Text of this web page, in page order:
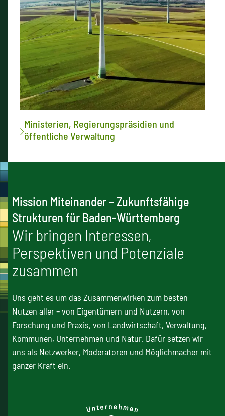
Ministerien, Regierungspräsidien und
öffentliche Verwaltung
Mission Miteinander – Zukunftsfähige
Strukturen für Baden-Württemberg
Wir bringen Interessen,
Perspektiven und Potenziale
zusammen
Uns geht es um das Zusammenwirken zum besten
Nutzen aller – von Eigentümern und Nutzern, von
Forschung und Praxis, von Landwirtschaft, Verwaltung,
Kommunen, Unternehmen und Natur. Dafür setzen wir
uns als Netzwerker, Moderatoren und Möglichmacher mit
ganzer Kraft ein.